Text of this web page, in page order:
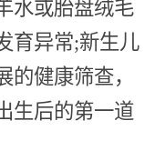
水或胎盘绒毛
育异常;新生儿
健康筛查，
生后的第一道